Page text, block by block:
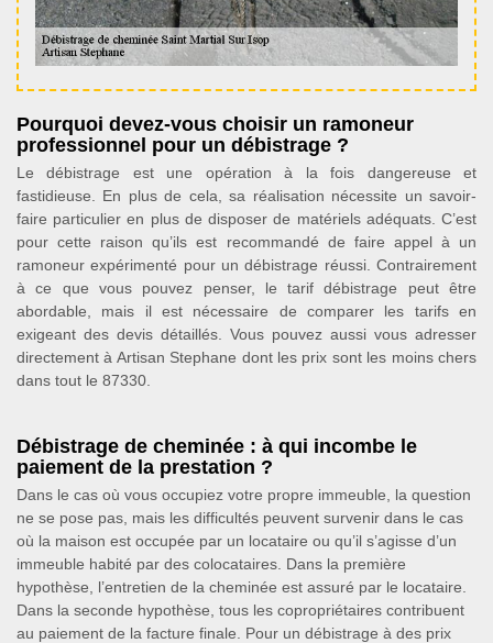
Pourquoi devez-vous choisir un ramoneur
professionnel pour un débistrage ?
Le débistrage est une opération à la fois dangereuse et
fastidieuse. En plus de cela, sa réalisation nécessite un savoir-
faire particulier en plus de disposer de matériels adéquats. C’est
pour cette raison qu’ils est recommandé de faire appel à un
ramoneur expérimenté pour un débistrage réussi. Contrairement
à ce que vous pouvez penser, le tarif débistrage peut être
abordable, mais il est nécessaire de comparer les tarifs en
exigeant des devis détaillés. Vous pouvez aussi vous adresser
directement à Artisan Stephane dont les prix sont les moins chers
dans tout le 87330.
Débistrage de cheminée : à qui incombe le
paiement de la prestation ?
Dans le cas où vous occupiez votre propre immeuble, la question
ne se pose pas, mais les difficultés peuvent survenir dans le cas
où la maison est occupée par un locataire ou qu’il s’agisse d’un
immeuble habité par des colocataires. Dans la première
hypothèse, l’entretien de la cheminée est assuré par le locataire.
Dans la seconde hypothèse, tous les copropriétaires contribuent
au paiement de la facture finale. Pour un débistrage à des prix